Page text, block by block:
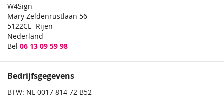
80 x 60 cm
110 x 110 cm
140 x 105 cm
W4Sign
Mary Zeldenrustlaan 56
5122CE Rijen
Nederland
Bel 06 13 09 59 98
Bedrijfsgegevens
BTW: NL 0017 814 72 B52